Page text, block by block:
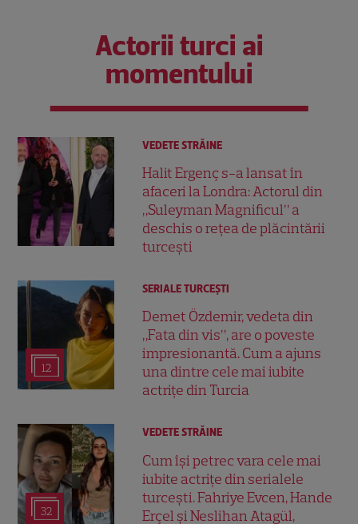
Actorii turci ai
momentului
VEDETE STRĂINE
Halit Ergenç s-a lansat în
afaceri la Londra: Actorul din
„Suleyman Magnificul” a
deschis o rețea de plăcintării
turcești
12
SERIALE TURCEŞTI
Demet Özdemir, vedeta din
„Fata din vis”, are o poveste
impresionantă. Cum a ajuns
una dintre cele mai iubite
actrițe din Turcia
32
VEDETE STRĂINE
Cum își petrec vara cele mai
iubite actrițe din serialele
turcești. Fahriye Evcen, Hande
Erçel și Neslihan Atagül,